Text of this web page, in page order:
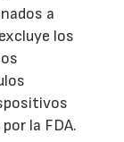
a
los
la FDA.